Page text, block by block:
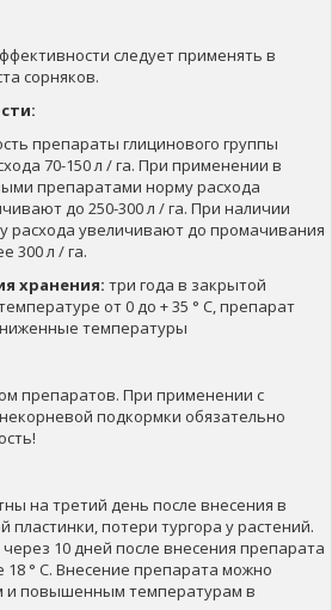
следует применять в
сорняков.
препараты глицинового группы
70-150 л / га. При применении в
препаратами норму расхода
до 250-300 л / га. При наличии
расхода увеличивают до промачивания
300 л / га.
хранения: три года в закрытой
от 0 до + 35 ° C, препарат
температуры
препаратов. При применении с
подкормки обязательно
на третий день после внесения в
пластинки, потери тургора у растений.
10 дней после внесения препарата
° C. Внесение препарата можно
и повышенным температурам в